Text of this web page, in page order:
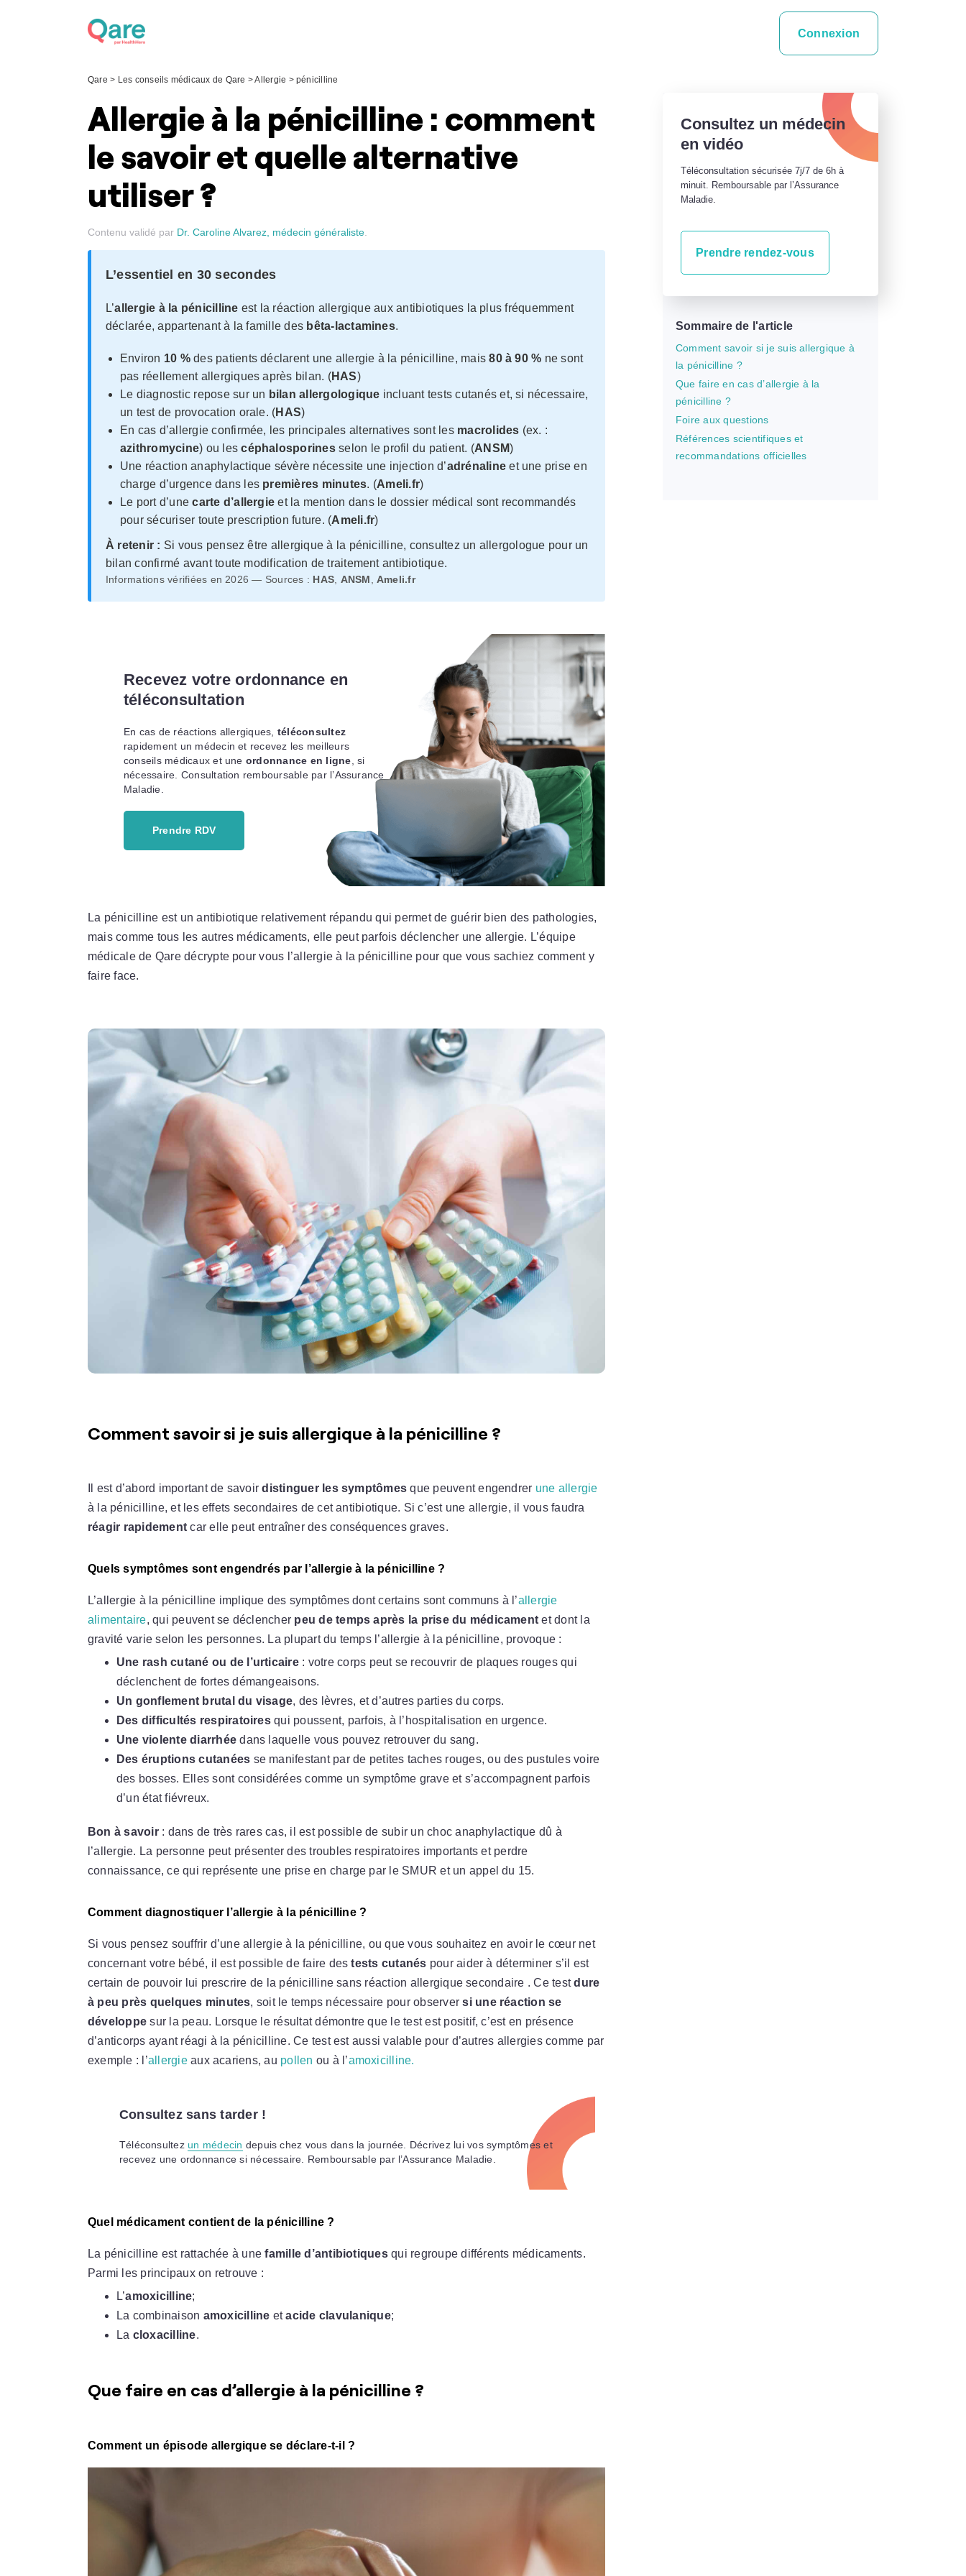
Connexion
Qare > Les conseils médicaux de Qare >Allergie >pénicilline
Allergie à la pénicilline : comment
le savoir et quelle alternative
utiliser ?
Contenu validé par Dr. Caroline Alvarez, médecin généraliste.
L’essentiel en 30 secondes
L’allergie à la pénicilline est la réaction allergique aux antibiotiques la plus fréquemment
déclarée, appartenant à la famille des bêta-lactamines.
Environ 10 %des patients déclarent une allergie à la pénicilline, mais80 à 90 % ne sont
pas réellement allergiques après bilan. (HAS)
Le diagnostic repose sur un bilan allergologique incluant tests cutanés et, si nécessaire,
un test de provocation orale. (HAS)
En cas d’allergie confirmée, les principales alternatives sont les macrolides (ex. :
azithromycine) ou lescéphalosporinesselon le profil du patient. (ANSM)
Une réaction anaphylactique sévère nécessite une injection d’adrénaline et une prise en
charge d’urgence dans les premières minutes. (Ameli.fr)
Le port d’unecarte d’allergie et la mention dans le dossier médical sont recommandés
pour sécuriser toute prescription future. (Ameli.fr)
À retenir : Si vous pensez être allergique à la pénicilline, consultez un allergologue pour un
bilan confirmé avant toute modification de traitement antibiotique.
Informations vérifiées en 2026 — Sources : HAS, ANSM , Ameli.fr
Recevez votre ordonnance en
téléconsultation
En cas de réactions allergiques, téléconsultez
rapidement un médecin et recevez les meilleurs
conseils médicaux et une ordonnance en ligne , si
nécessaire. Consultation remboursable par l’Assurance
Maladie.
Prendre RDV
La pénicilline est un antibiotique relativement répandu qui permet de guérir bien des pathologies,
mais comme tous les autres médicaments, elle peut parfois déclencher une allergie. L’équipe
médicale de Qare décrypte pour vous l’allergie à la pénicilline pour que vous sachiez comment y
faire face.
Comment savoir si je suis allergique à la pénicilline ?
Il est d’abord important de savoirdistinguer les symptômes que peuvent engendrer une allergie
à la pénicilline, et les effets secondaires de cet antibiotique. Si c’est une allergie, il vous faudra
réagir rapidement car elle peut entraîner des conséquences graves.
Quels symptômes sont engendrés par l’allergie à la pénicilline ?
L’allergie à la pénicilline implique des symptômes dont certains sont communs à l’allergie
alimentaire, qui peuvent se déclencher peu de temps après la prise du médicament et dont la
gravité varie selon les personnes. La plupart du temps l’allergie à la pénicilline, provoque :
Une rash cutané ou de l’urticaire: votre corps peut se recouvrir de plaques rouges qui
déclenchent de fortes démangeaisons.
Un gonflement brutal du visage, des lèvres, et d’autres parties du corps.
Des difficultés respiratoiresqui poussent, parfois, à l’hospitalisation en urgence.
Une violente diarrhée dans laquelle vous pouvez retrouver du sang.
Des éruptions cutanées se manifestant par de petites taches rouges, ou des pustules voire
des bosses. Elles sont considérées comme un symptôme grave et s’accompagnent parfois
d’un état fiévreux.
Bon à savoir: dans de très rares cas, il est possible de subir un choc anaphylactique dû à
l’allergie. La personne peut présenter des troubles respiratoires importants et perdre
connaissance, ce qui représente une prise en charge par le SMUR et un appel du 15.
Comment diagnostiquer l’allergie à la pénicilline ?
Si vous pensez souffrir d’une allergie à la pénicilline, ou que vous souhaitez en avoir le cœur net
concernant votre bébé, il est possible de faire des tests cutanés pour aider à déterminer s’il est
certain de pouvoir lui prescrire de la pénicilline sans réaction allergique secondaire . Ce testdure
à peu près quelques minutes, soit le temps nécessaire pour observer si une réaction se
développe sur la peau. Lorsque le résultat démontre que le test est positif, c’est en présence
d’anticorps ayant réagi à la pénicilline. Ce test est aussi valable pour d’autres allergies comme par
exemple : l’allergieaux acariens, au pollen ou à l’amoxicilline.
Consultez sans tarder !
Téléconsultez un médecin depuis chez vous dans la journée. Décrivez lui vos symptômes et
recevez une ordonnance si nécessaire. Remboursable par l’Assurance Maladie.
Quel médicament contient de la pénicilline ?
La pénicilline est rattachée à une famille d’antibiotiquesqui regroupe différents médicaments.
Parmi les principaux on retrouve :
L’amoxicilline;
La combinaison amoxicilline etacide clavulanique;
La cloxacilline.
Que faire en cas d’allergie à la pénicilline ?
Comment un épisode allergique se déclare-t-il ?
Consultez un médecin
en vidéo
Téléconsultation sécurisée 7j/7 de 6h à
minuit. Remboursable par l’Assurance
Maladie.
Prendre rendez-vous
Sommaire de l'article
Comment savoir si je suis allergique à
la pénicilline ?
Que faire en cas d’allergie à la
pénicilline ?
Foire aux questions
Références scientifiques et
recommandations officielles